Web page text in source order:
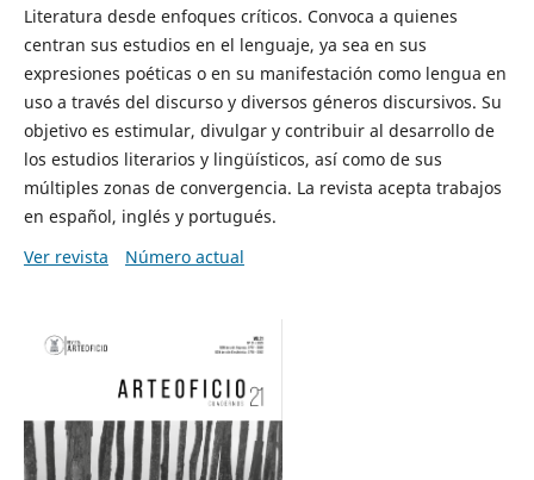
Literatura desde enfoques críticos. Convoca a quienes
centran sus estudios en el lenguaje, ya sea en sus
expresiones poéticas o en su manifestación como lengua en
uso a través del discurso y diversos géneros discursivos. Su
objetivo es estimular, divulgar y contribuir al desarrollo de
los estudios literarios y lingüísticos, así como de sus
múltiples zonas de convergencia. La revista acepta trabajos
en español, inglés y portugués.
Ver revista
Número actual